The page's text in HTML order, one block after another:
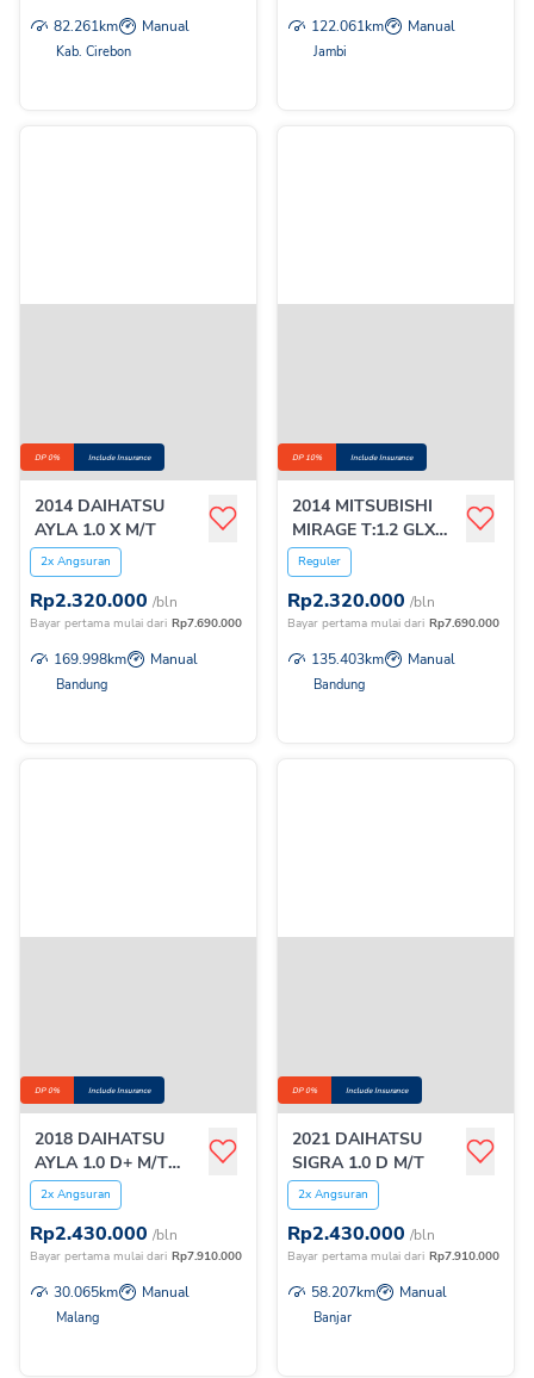
82.261km Manual
Kab. Cirebon
122.061km Manual
Jambi
DP 0% Include Insurance
2014 DAIHATSU
AYLA 1.0 X M/T
2x Angsuran
Rp2.320.000 /bln
Bayar pertama mulai dari Rp7.690.000
169.998km Manual
Bandung
DP 10% Include Insurance
2014 MITSUBISHI
MIRAGE T:1.2 GLX
M/T
Reguler
Rp2.320.000 /bln
Bayar pertama mulai dari Rp7.690.000
135.403km Manual
Bandung
DP 0% Include Insurance
2018 DAIHATSU
AYLA 1.0 D+ M/T
NEW
2x Angsuran
Rp2.430.000 /bln
Bayar pertama mulai dari Rp7.910.000
30.065km Manual
Malang
DP 0% Include Insurance
2021 DAIHATSU
SIGRA 1.0 D M/T
2x Angsuran
Rp2.430.000 /bln
Bayar pertama mulai dari Rp7.910.000
58.207km Manual
Banjar